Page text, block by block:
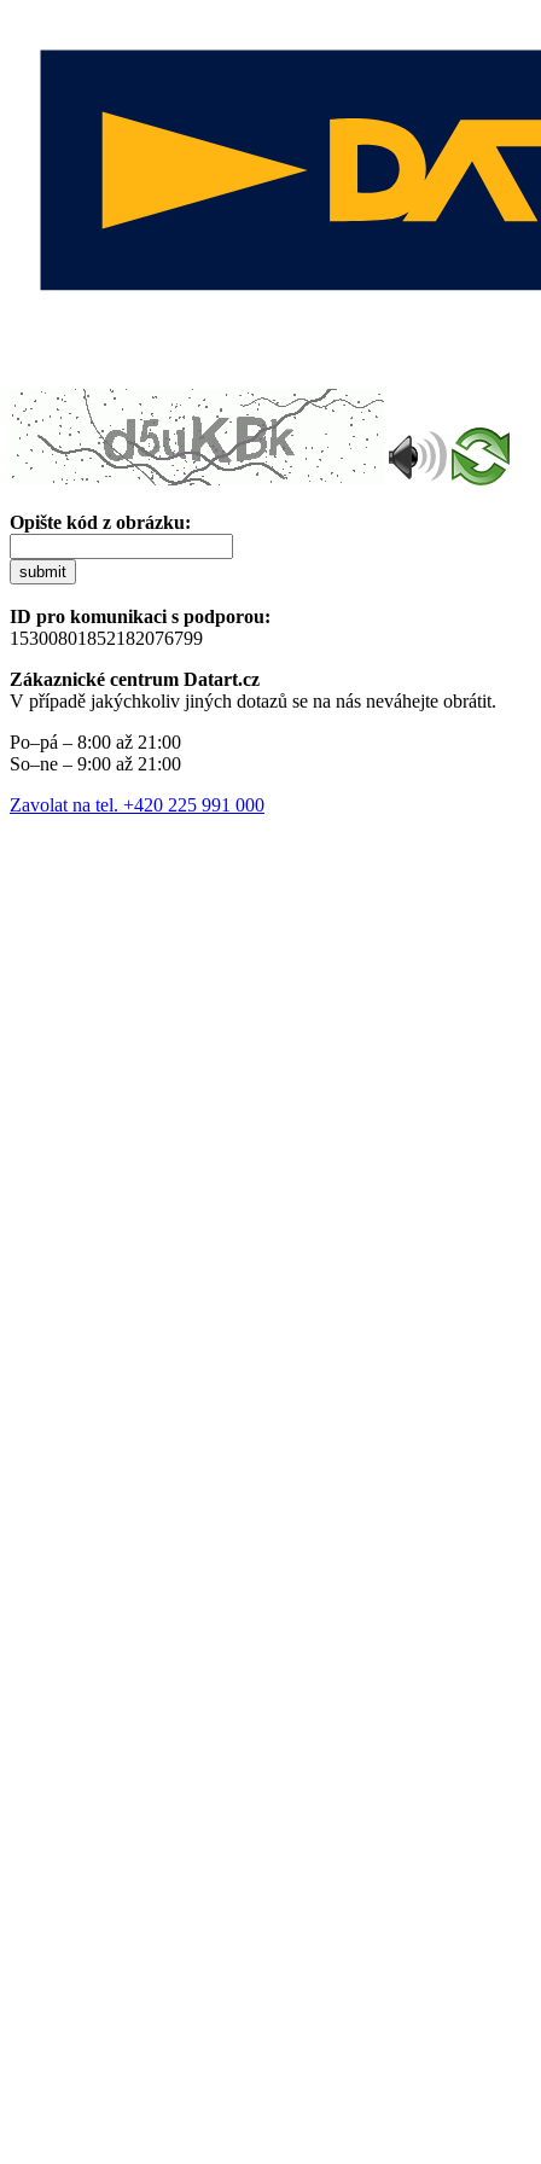
Opište kód z obrázku:
submit
ID pro komunikaci s podporou:
15300801852182076799
Zákaznické centrum Datart.cz
V případě jakýchkoliv jiných dotazů se na nás neváhejte obrátit.
Po–pá – 8:00 až 21:00
So–ne – 9:00 až 21:00
Zavolat na tel. +420 225 991 000